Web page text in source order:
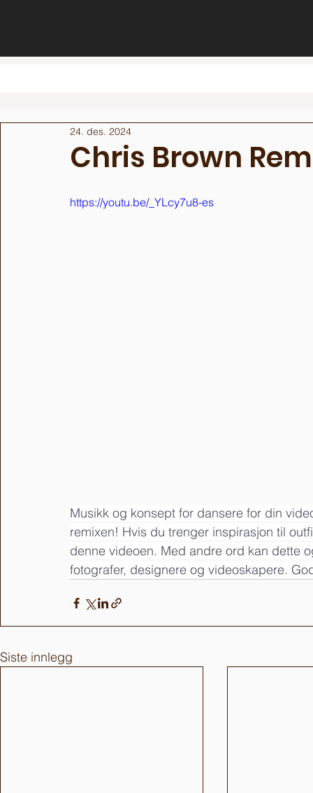
Chris Brown
24. des. 2024
https://youtu.be/_YLcy7u8-es
Musikk og konsept for dansere for din
remixen! Hvis du trenger inspirasjon til
denne videoen. Med andre ord kan dette
fotografer, designere og videoskapere.
Siste innlegg